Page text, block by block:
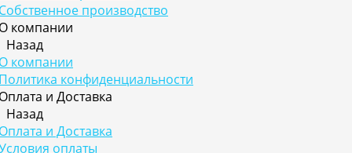
производство
компании
Назад
компании
конфиденциальности
и Доставка
Назад
и Доставка
оплаты